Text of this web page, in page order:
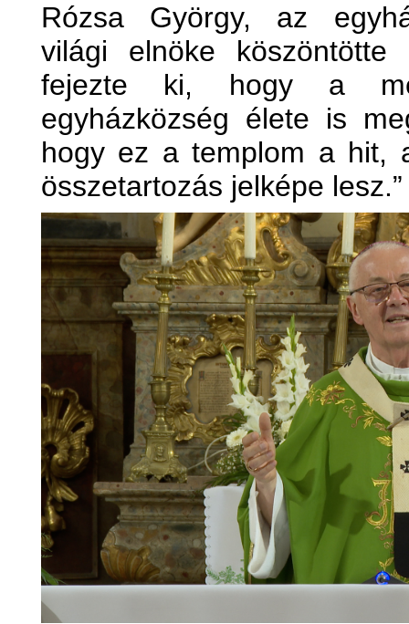
Rózsa György, az
világi elnöke
fejezte ki, hogy a
egyházközség élete is
hogy ez a templom a hit,
összetartozás jelképe